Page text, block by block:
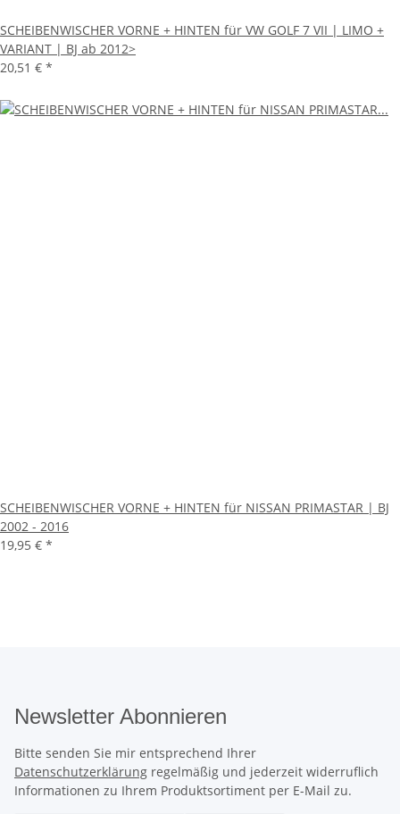
SCHEIBENWISCHER VORNE + HINTEN für VW GOLF 7 VII | LIMO +
VARIANT | BJ ab 2012>
20,51 € *
SCHEIBENWISCHER VORNE + HINTEN für NISSAN PRIMASTAR | BJ
2002 - 2016
19,95 € *
Newsletter Abonnieren
Bitte senden Sie mir entsprechend Ihrer
Datenschutzerklärung regelmäßig und jederzeit widerruflich
Informationen zu Ihrem Produktsortiment per E-Mail zu.